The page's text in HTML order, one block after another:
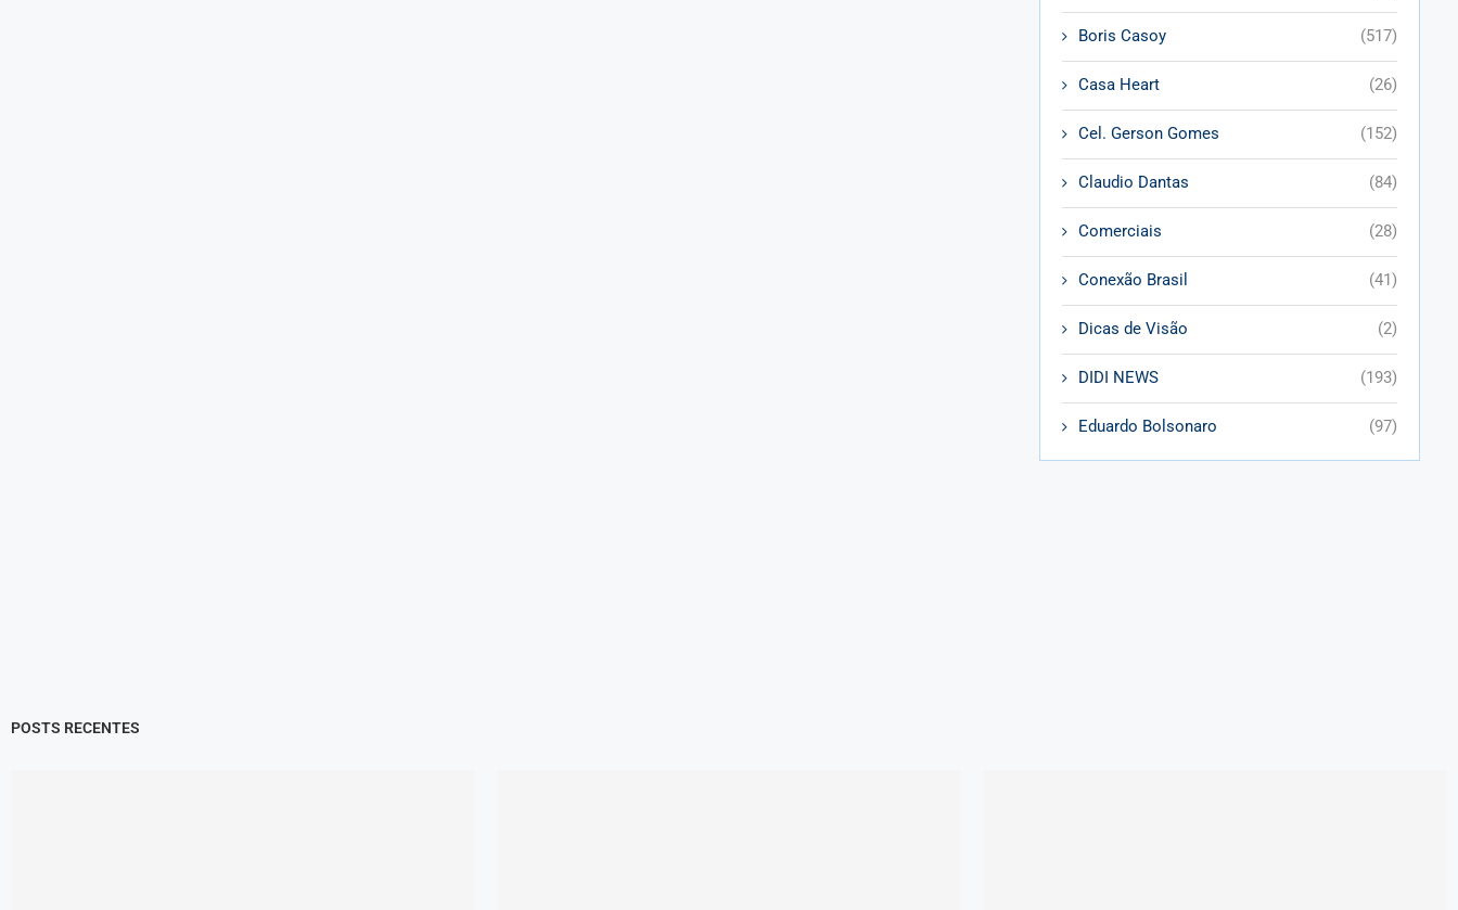
Boris Casoy (517)
Casa Heart (26)
Cel. Gerson Gomes (152)
Claudio Dantas (84)
Comerciais (28)
Conexão Brasil (41)
Dicas de Visão (2)
DIDI NEWS (193)
Eduardo Bolsonaro (97)
POSTS RECENTES